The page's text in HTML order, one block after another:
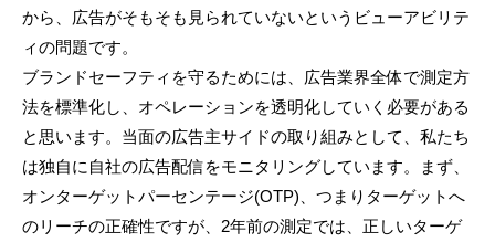
から、広告がそもそも見られていないというビューアビリテ
ィの問題です。
ブランドセーフティを守るためには、広告業界全体で測定方
法を標準化し、オペレーションを透明化していく必要がある
と思います。当面の広告主サイドの取り組みとして、私たち
は独自に自社の広告配信をモニタリングしています。まず、
オンターゲットパーセンテージ(OTP)、つまりターゲットへ
のリーチの正確性ですが、2年前の測定では、正しいターゲ